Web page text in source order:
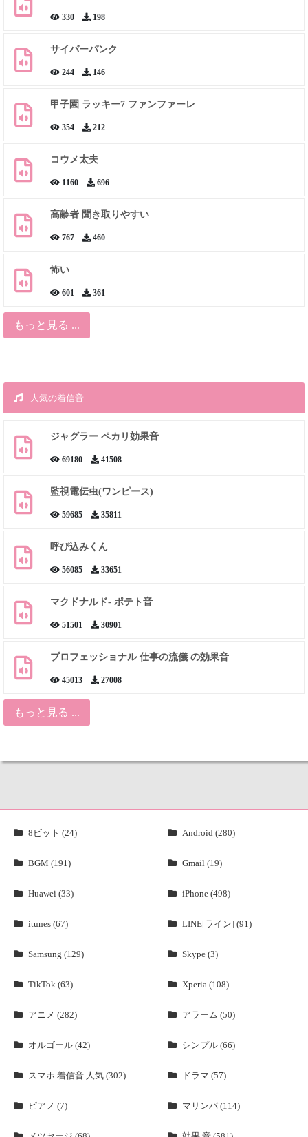
330 198
サイバーパンク
244 146
甲子園 ラッキー7 ファンファーレ
354 212
コウメ太夫
1160 696
高齢者 聞き取りやすい
767 460
怖い
601 361
もっと見る ...
人気の着信音
ジャグラー ペカリ効果音
69180 41508
監視電伝虫(ワンピース)
59685 35811
呼び込みくん
56085 33651
マクドナルド- ポテト音
51501 30901
プロフェッショナル 仕事の流儀 の効果音
45013 27008
もっと見る ...
8ビット (24) Android (280)
BGM (191) Gmail (19)
Huawei (33) iPhone (498)
itunes (67) LINE[ライン] (91)
Samsung (129) Skype (3)
TikTok (63) Xperia (108)
アニメ (282) アラーム (50)
オルゴール (42) シンプル (66)
スマホ 着信音 人気 (302) ドラマ (57)
ピアノ (7) マリンバ (114)